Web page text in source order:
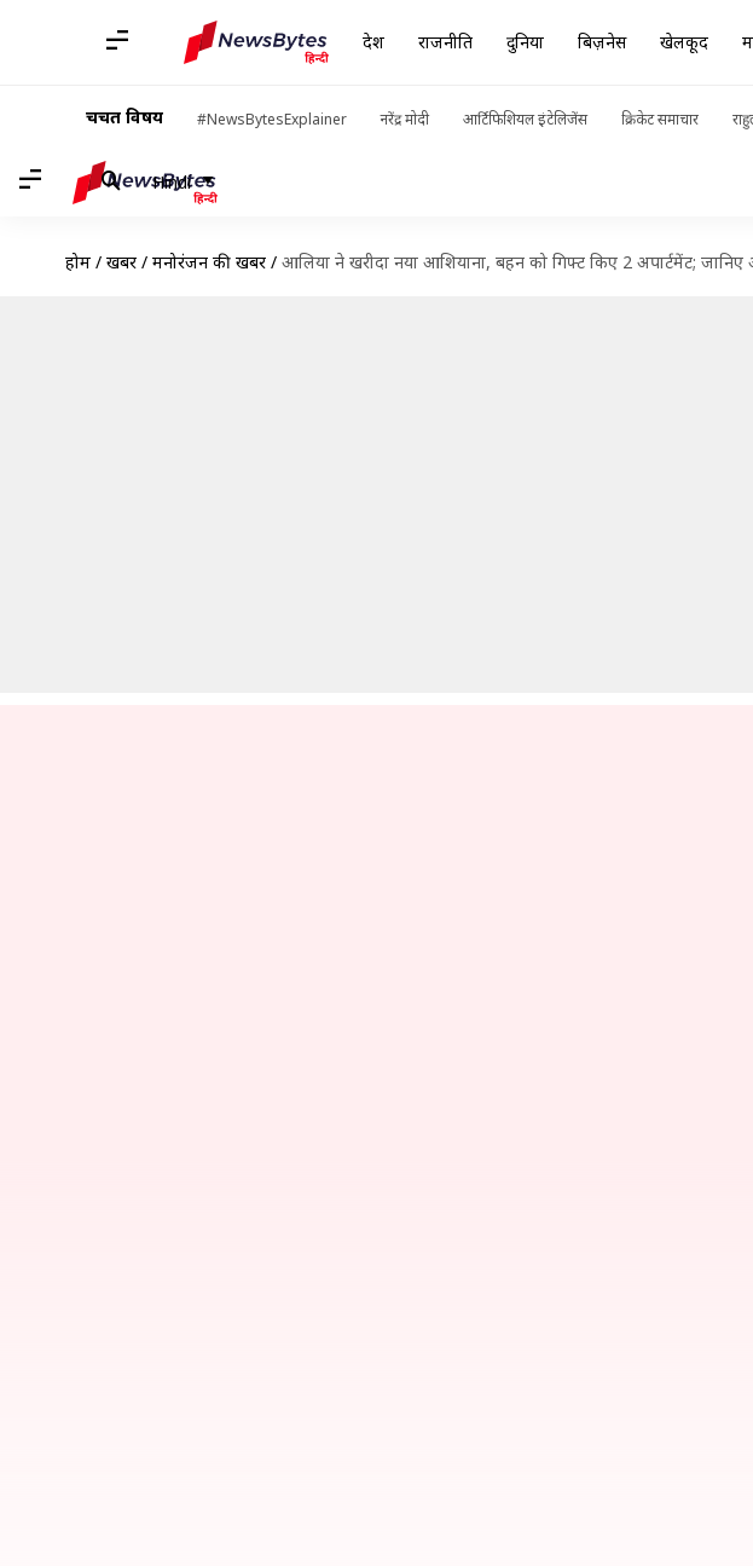
देश राजनीति दुनिया बिज़नेस खेलकूद
चर्चित विषय #NewsBytesExplainer नरेंद्र मोदी आर्टिफिशियल इंटेलिजेंस क्रिकेट समाचार
Hindi
होम / खबरें / मनोरंजन की खबरें / आलिया ने खरीदा नया आशियाना, बहन को गिफ्ट किए 2 अपार्टमेंट; जानिए